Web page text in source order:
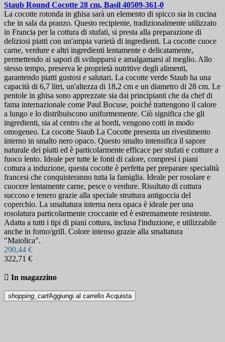
Lunghezza lama, mm
Paese
Collezione
Visualizza i prodotti a146
Staub Round Cocotte 28 cm, Basil 40509-361-0
La cocotte rotonda in ghisa sarà un elemento di spicco sia in cucina
che in sala da pranzo. Questo recipiente, tradizionalmente utilizzato
in Francia per la cottura di stufati, si presta alla preparazione di
deliziosi piatti con un'ampia varietà di ingredienti. La cocotte cuoce
carne, verdure e altri ingredienti lentamente e delicatamente,
permettendo ai sapori di svilupparsi e amalgamarsi al meglio. Allo
stesso tempo, preserva le proprietà nutritive degli alimenti,
garantendo piatti gustosi e salutari. La cocotte verde Staub ha una
capacità di 6,7 litri, un'altezza di 18,2 cm e un diametro di 28 cm. Le
pentole in ghisa sono apprezzate sia dai principianti che da chef di
fama internazionale come Paul Bocuse, poiché trattengono il calore
a lungo e lo distribuiscono uniformemente. Ciò significa che gli
ingredienti, sia al centro che ai bordi, vengono cotti in modo
omogeneo. La cocotte Staub La Cocotte presenta un rivestimento
interno in smalto nero opaco. Questo smalto intensifica il sapore
naturale dei piatti ed è particolarmente efficace per stufati e cotture a
fuoco lento. Ideale per tutte le fonti di calore, compresi i piani
cottura a induzione, questa cocotte è perfetta per preparare specialità
francesi che conquisteranno tutta la famiglia. Ideale per rosolare e
cuocere lentamente carne, pesce o verdure. Risultato di cottura
succoso e tenero grazie alla speciale struttura antigoccia del
coperchio. La smaltatura interna nera opaca è ideale per una
rosolatura particolarmente croccante ed è estremamente resistente.
Adatta a tutti i tipi di piani cottura, inclusa l'induzione, e utilizzabile
anche in forno/grill. Colore intenso grazie alla smaltatura
"Maiolica".
290,44 €
322,71 €
 In magazzino
shopping_cartAggiungi al carrello Acquista